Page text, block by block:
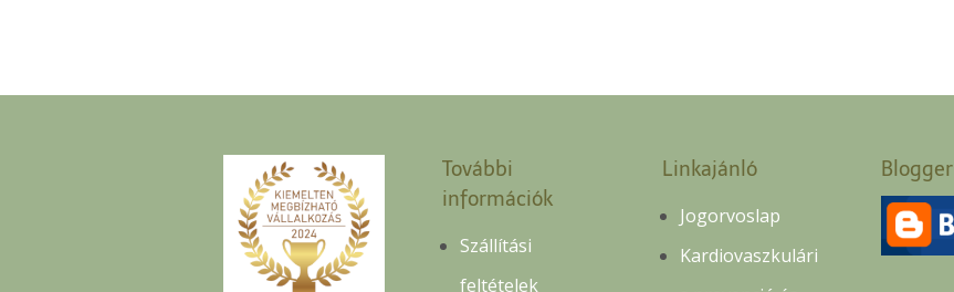
További
információk
Szállítási
feltételek
Linkajánló
Jogorvoslap
Kardiovaszkulári
Blogger